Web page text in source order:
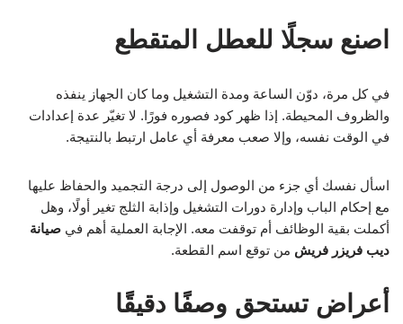
اصنع سجلًا للعطل المتقطع
في كل مرة، دوّن الساعة ومدة التشغيل وما كان الجهاز ينفذه
والظروف المحيطة. إذا ظهر كود فصوره فورًا. لا تغيّر عدة إعدادات
في الوقت نفسه، وإلا صعب معرفة أي عامل ارتبط بالنتيجة.
اسأل نفسك أي جزء من الوصول إلى درجة التجميد والحفاظ عليها
مع إحكام الباب وإدارة دورات التشغيل وإذابة الثلج تغير أولًا، وهل
أكملت بقية الوظائف أم توقفت معه. الإجابة العملية أهم في صيانة
ديب فريزر فريش من توقع اسم القطعة.
أعراض تستحق وصفًا دقيقًا